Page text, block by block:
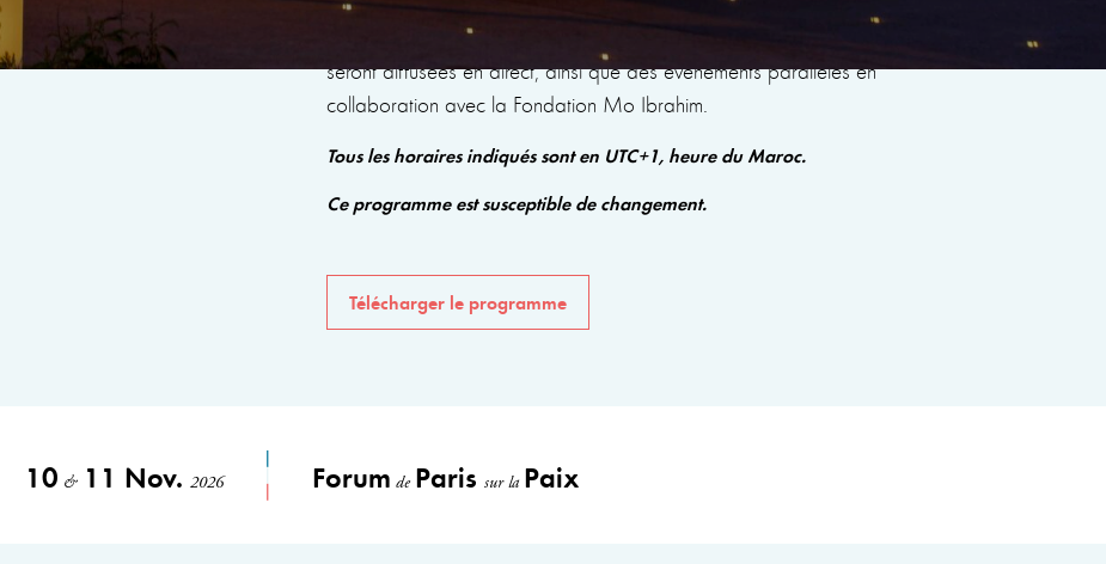
Le programme comprendra des sessions avec des experts renommés qui
seront diffusées en direct, ainsi que des événements parallèles en
collaboration avec la Fondation Mo Ibrahim.
Tous les horaires indiqués sont en UTC+1, heure du Maroc.
Ce programme est susceptible de changement.
Télécharger le programme
10 &11 Nov. 2026 Forum de Paris sur la Paix